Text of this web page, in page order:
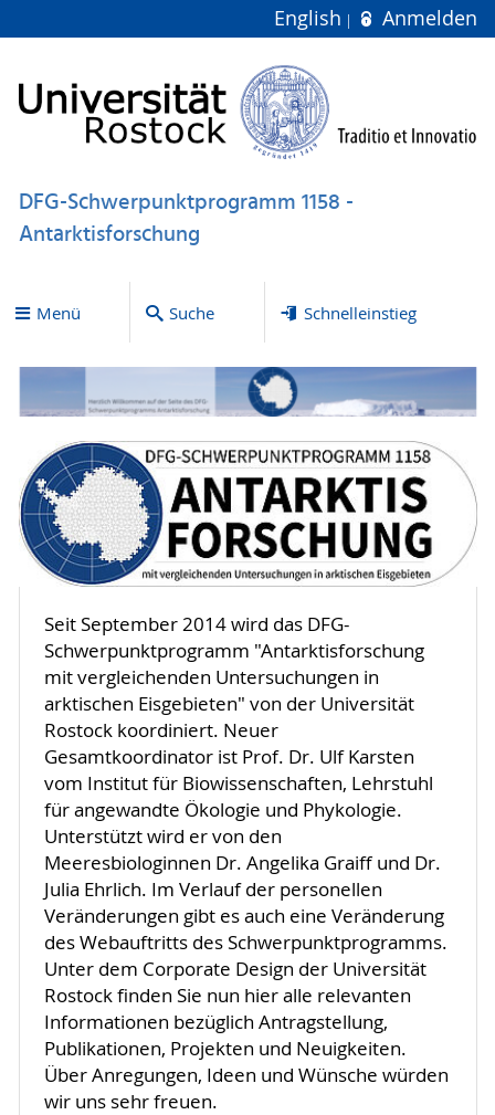
English Anmelden
DFG-Schwerpunktprogramm 1158 -
Antarktisforschung
Menü Suche Schnelleinstieg
Seit September 2014 wird das DFG-
Schwerpunktprogramm "Antarktisforschung
mit vergleichenden Untersuchungen in
arktischen Eisgebieten" von der Universität
Rostock koordiniert. Neuer
Gesamtkoordinator ist Prof. Dr. Ulf Karsten
vom Institut für Biowissenschaften, Lehrstuhl
für angewandte Ökologie und Phykologie.
Unterstützt wird er von den
Meeresbiologinnen Dr. Angelika Graiff und Dr.
Julia Ehrlich. Im Verlauf der personellen
Veränderungen gibt es auch eine Veränderung
des Webauftritts des Schwerpunktprogramms.
Unter dem Corporate Design der Universität
Rostock finden Sie nun hier alle relevanten
Informationen bezüglich Antragstellung,
Publikationen, Projekten und Neuigkeiten.
Über Anregungen, Ideen und Wünsche würden
wir uns sehr freuen.